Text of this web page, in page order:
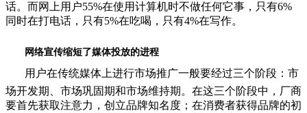
话。而网上用户55%在使用计算机时不做任何它事，只有6%
同时在打电话，只有5%在吃喝，只有4%在写作。
网络宣传缩短了媒体投放的进程
用户在传统媒体上进行市场推广一般要经过三个阶段：市
场开发期、市场巩固期和市场维持期。在这三个阶段中，厂商
要首先获取注意力，创立品牌知名度；在消费者获得品牌的初